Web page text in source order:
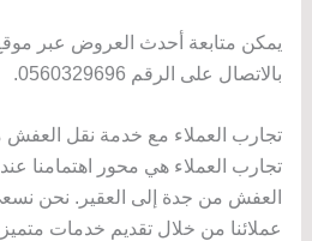
يمكن متابعة أحدث العروض عبر
بالاتصال على الرقم 0560329696.
تجارب العملاء مع خدمة نقل العفش
تجارب العملاء هي محور اهتمامنا
العفش من جدة إلى العقير. نحن
عملائنا من خلال تقديم خدمات